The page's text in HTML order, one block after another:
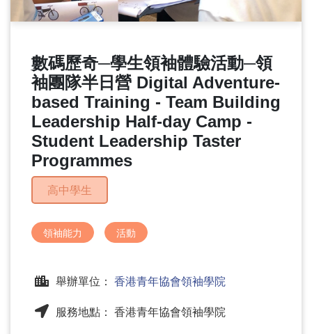
我
數碼歷奇─學生領袖體驗活動─領
袖團隊半日營 Digital Adventure-
based Training - Team Building
Leadership Half-day Camp -
Student Leadership Taster
Programmes
高中學生
領袖能力 活動
舉辦單位： 香港青年協會領袖學院
服務地點： 香港青年協會領袖學院